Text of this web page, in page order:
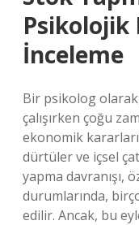
Psikolojik
İnceleme
Bir psikolog
çalışırken çoğu
ekonomik
dürtüler ve içsel
yapma davranışı,
durumlarında,
edilir. Ancak, bu